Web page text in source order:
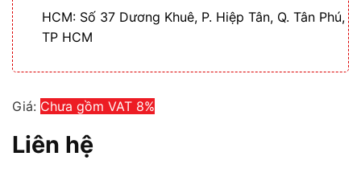
HCM: Số 37 Dương Khuê, P. Hiệp Tân, Q. Tân Phú,
TP HCM
Giá: Chưa gồm VAT 8%
Liên hệ